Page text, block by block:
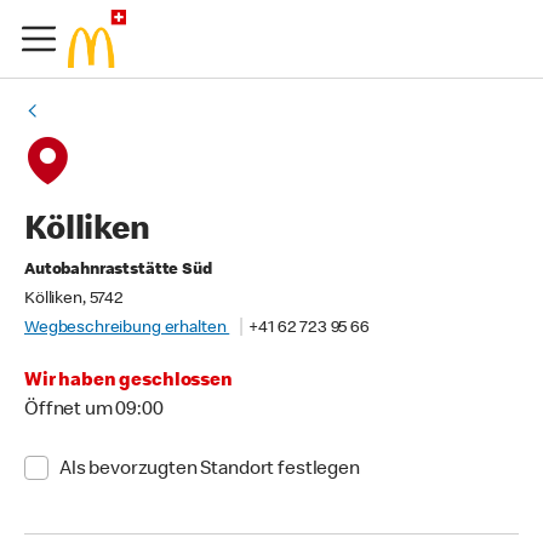
Kölliken
Autobahnraststätte Süd
Kölliken, 5742
Wegbeschreibung erhalten
+41 62 723 95 66
Wir haben geschlossen
Öffnet um 09:00
Als bevorzugten Standort festlegen